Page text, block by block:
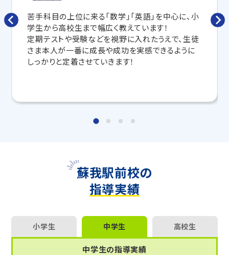
します。
トライで一緒に、今までで一番成長できる夏にしよ
う！
こちら
教室長兼教育プランナー 高橋 久和
苦手科目の上位に来る「数学」「英語」を中心に、小
学生から高校生まで幅広く教えています！
定期テストや受験などを視野に入れたうえで、生徒
さま本人が一番に成長や成功を実感できるように
しっかりと定着させていきます！
蘇我駅前校の
指導実績
小学生 中学生 高校生
中学生の指導実績